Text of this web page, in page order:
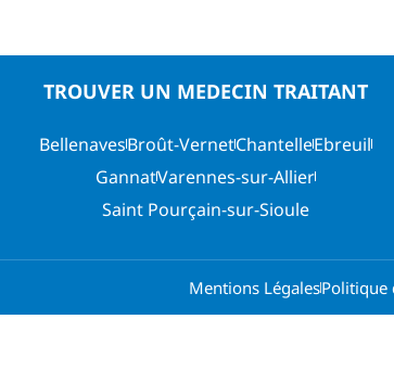
TROUVER UN MEDECIN TRAITANT
BellenavesBroût-VernetChantelleEbreuil
GannatVarennes-sur-Allier
Saint Pourçain-sur-Sioule
Mentions LégalesPolitique